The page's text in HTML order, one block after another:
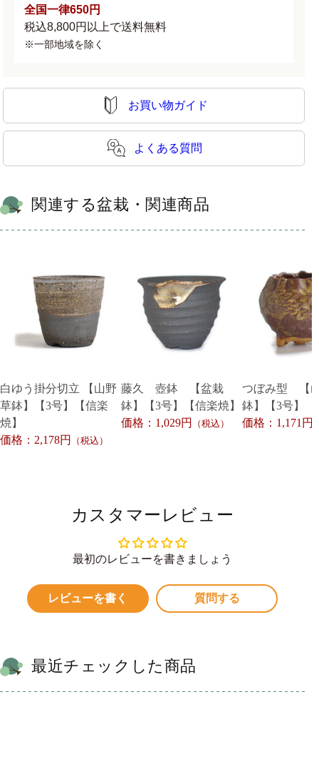
全国一律650円
税込8,800円以上で送料無料
※一部地域を除く
お買い物ガイド
よくある質問
関連する盆栽・関連商品
白ゆう掛分切立 【山野
草鉢】【3号】【信楽
焼】
価格：2,178円
（税込）
藤久 壺鉢 【盆栽
鉢】【3号】【信楽焼】
価格：1,029円
（税込）
つぼみ型 【
鉢】【3号】
価格：1,171円
カスタマーレビュー
最初のレビューを書きましょう
レビューを書く 質問する
最近チェックした商品